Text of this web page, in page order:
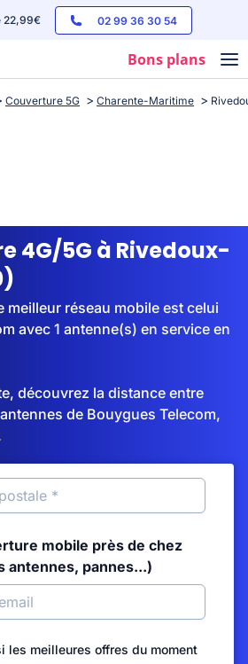
22,99€ 02 99 36 30 54
Bons plans
Couverture 5G Charente-Maritime
4G/5G à Rivedoux-
meilleur réseau mobile est celui
avec 1 antenne(s) en service en
découvrez la distance entre
de Bouygues Telecom,
mobile près de chez
antennes, pannes...)
les meilleures offres du moment